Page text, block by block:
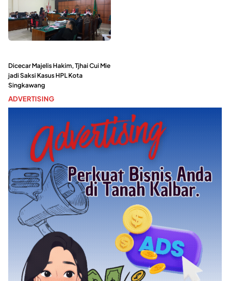
Dicecar Majelis Hakim, Tjhai Cui Mie
jadi Saksi Kasus HPL Kota
Singkawang
ADVERTISING